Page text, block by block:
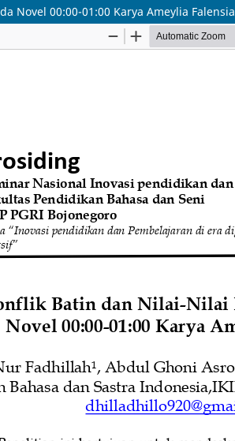
Novel 00:00-01:00 Karya Ameylia Falensia